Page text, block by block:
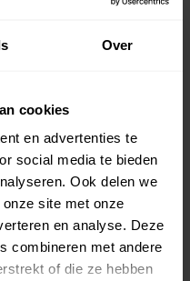
Over
cookies
en advertenties te
social media te bieden
Ook delen we
site met onze
en analyse. Deze
combineren met andere
of die ze hebben
woningen (koopsom
van nieuwe